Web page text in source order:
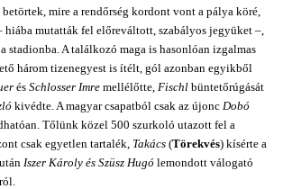
mire a rendőrség kordont vont a pálya köré,
hiába mutatták fel előreváltott, szabályos jegyüket –,
stadionba. A találkozó maga is hasonlóan izgalmas
három tizenegyest is ítélt, gól azonban egyikből
és Schlosser Imre mellélőtte, Fischl büntetőrúgását
kivédte. A magyar csapatból csak az újonc Dobó
Tőlünk közel 500 szurkoló utazott fel a
csak egyetlen tartalék, Takács (Törekvés) kísérte a
Iszer Károly és Szüsz Hugó lemondott válogató